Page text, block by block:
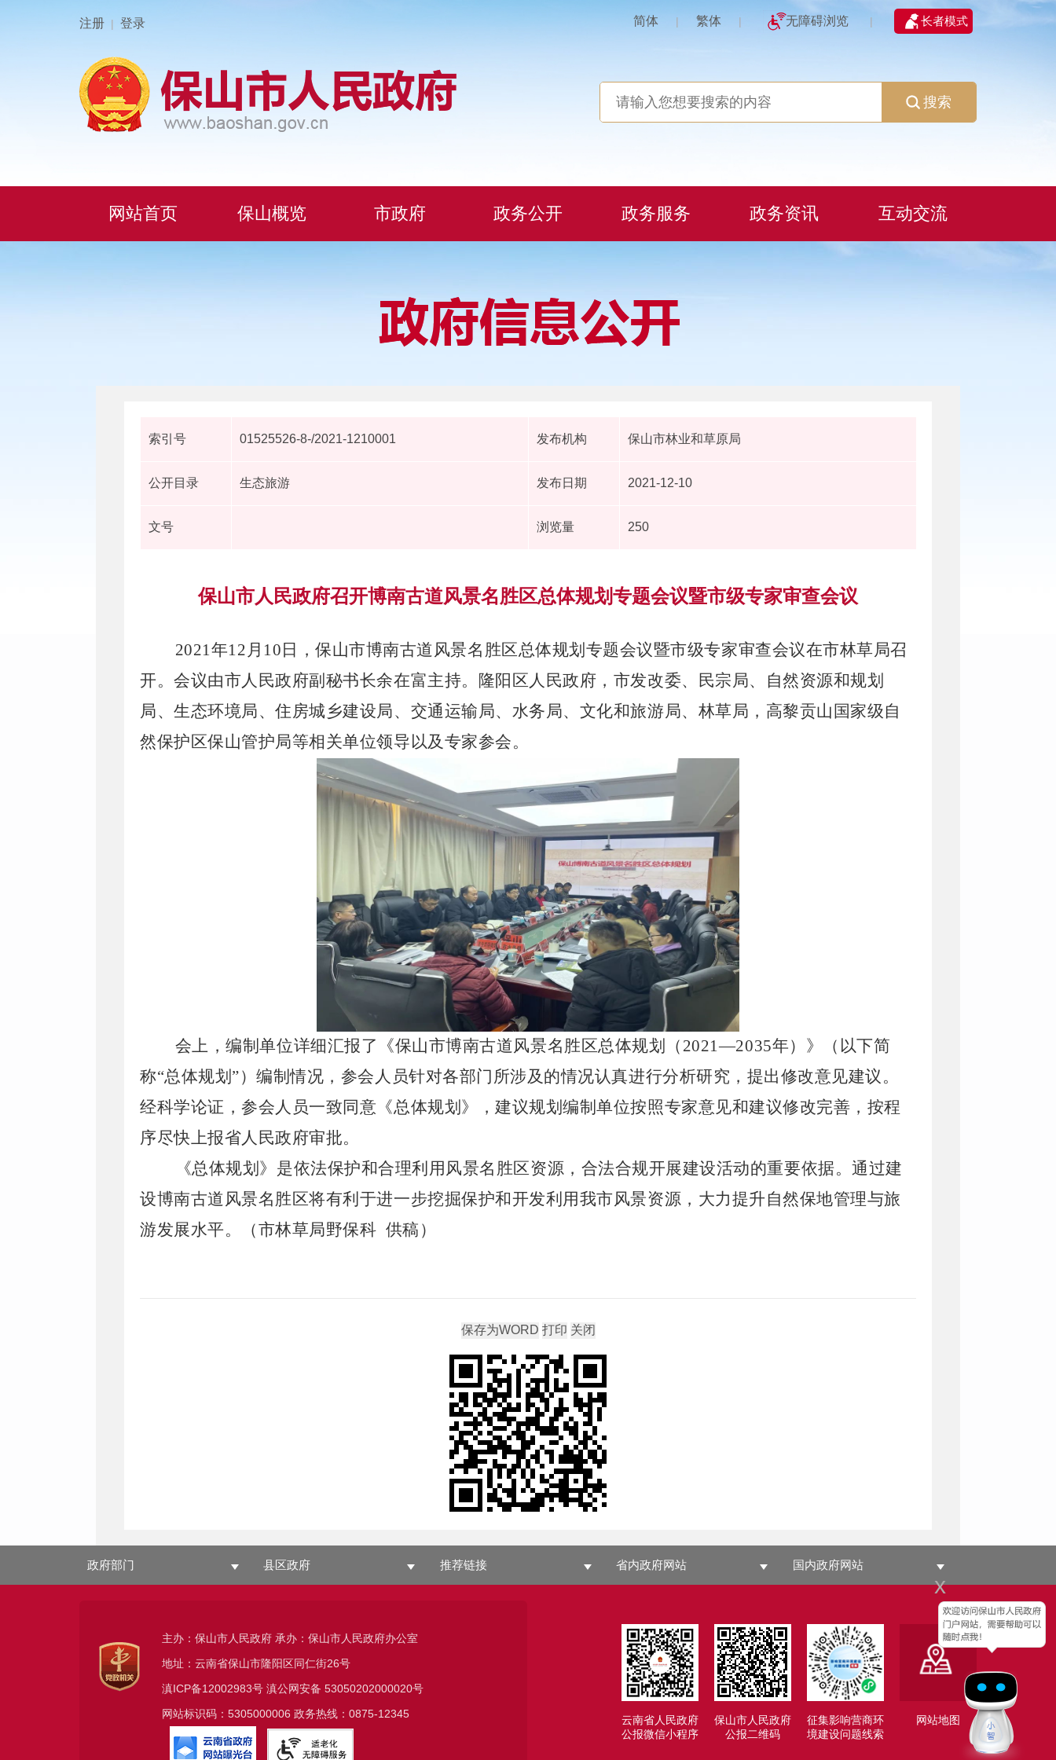
注册 | 登录 简体 | 繁体 | 无障碍浏览 | 长者模式
x
搜索
网站首页 保山概览 市政府 政务公开 政务服务 政务资讯 互动交流
索引号 01525526-8-/2021-1210001 发布机构 保山市林业和草原局
公开目录 生态旅游 发布日期 2021-12-10
文号 浏览量 250
保山市人民政府召开博南古道风景名胜区总体规划专题会议暨市级专家审查会议
2021年12月10日，保山市博南古道风景名胜区总体规划专题会议暨市级专家审查会议在市林草局召
开。会议由市人民政府副秘书长余在富主持。隆阳区人民政府，市发改委、民宗局、自然资源和规划
局、生态环境局、住房城乡建设局、交通运输局、水务局、文化和旅游局、林草局，高黎贡山国家级自
然保护区保山管护局等相关单位领导以及专家参会。
会上，编制单位详细汇报了《保山市博南古道风景名胜区总体规划（ 2021—2035年）》（以下简
称“总体规划”）编制情况，参会人员针对各部门所涉及的情况认真进行分析研究，提出修改意见建议。
经科学论证，参会人员一致同意《总体规划》，建议规划编制单位按照专家意见和建议修改完善，按程
序尽快上报省人民政府审批。
《总体规划》是依法保护和合理利用风景名胜区资源，合法合规开展建设活动的重要依据。通过建
设博南古道风景名胜区将有利于进一步挖掘保护和开发利用我市风景资源，大力提升自然保地管理与旅
游发展水平。（市林草局野保科 供稿）
政府部门 县区政府 推荐链接 省内政府网站 国内政府网站
云南省人民政府
公报微信小程序
保山市人民政府
公报二维码
征集影响营商环
境建设问题线索
网站地图
主办：保山市人民政府 承办：保山市人民政府办公室
地址：云南省保山市隆阳区同仁街26号
滇ICP备12002983号滇公网安备 53050202000020号
网站标识码：5305000006 政务热线：0875-12345